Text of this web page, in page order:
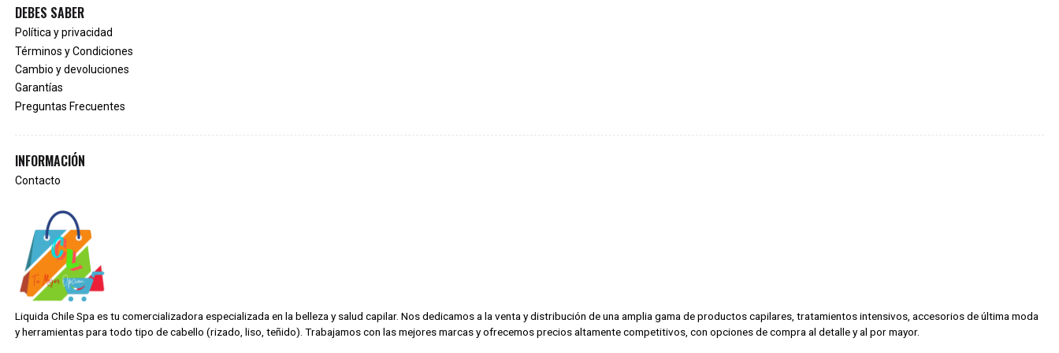
DEBES SABER
Política y privacidad
Términos y Condiciones
Cambio y devoluciones
Garantías
Preguntas Frecuentes
INFORMACIÓN
Contacto
Liquida Chile Spa es tu comercializadora especializada en la belleza y salud capilar. Nos dedicamos a la venta y distribución de una amplia gama de productos capilares, tratamientos intensivos, accesorios de última moda
y herramientas para todo tipo de cabello (rizado, liso, teñido). Trabajamos con las mejores marcas y ofrecemos precios altamente competitivos, con opciones de compra al detalle y al por mayor.